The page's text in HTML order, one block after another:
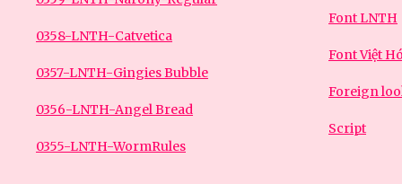
0358-LNTH-Catvetica
0357-LNTH-Gingies Bubble
0356-LNTH-Angel Bread
0355-LNTH-WormRules
Font LNTH
Font Việt
Foreign
Script